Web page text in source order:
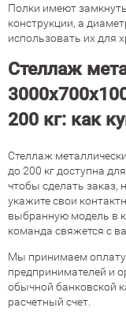
Полки имеют
конструкции, а
использовать их для
Стеллаж
200 кг: как
Стеллаж
до 200 кг доступна
чтобы сделать заказ,
укажите свои
выбранную модель в
команда свяжется с
Мы принимаем оплату
предпринимателей и
обычной банковской
расчетный счет.